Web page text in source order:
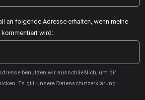
an folgende Adresse erhalten, wenn meine
wird:
benutzen wir ausschließlich, um dir
Es gilt unsere Datenschutzerklärung.